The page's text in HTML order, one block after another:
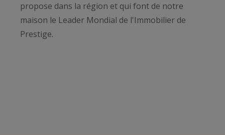
propose dans la région et qui font de notre
maison le Leader Mondial de l'Immobilier de
Prestige.